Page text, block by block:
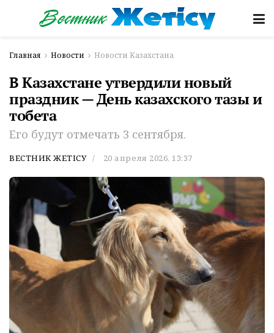
Главная Новости Новости Казахстана
В Казахстане утвердили новый
праздник — День казахского тазы и
тобета
Его будут отмечать 3 сентября.
ВЕСТНИК ЖЕТІСУ 20 апреля 2026, 13:37